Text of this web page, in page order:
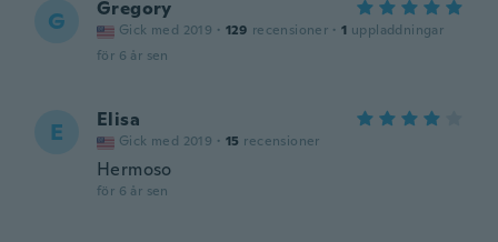
G Gregory
Gick med 2019 · 129 recensioner · 1 uppladdningar
för 6 år sen
E Elisa
Gick med 2019 · 15 recensioner
Hermoso
för 6 år sen